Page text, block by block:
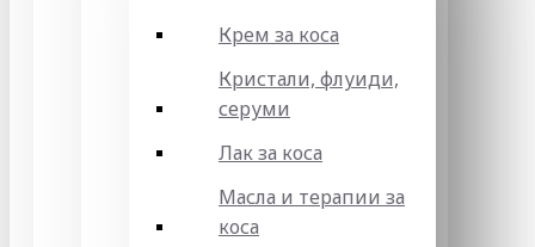
Крем за коса
Кристали, флуиди,
серуми
Лак за коса
Масла и терапии за
коса